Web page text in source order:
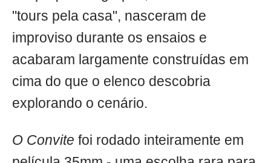
"tours pela casa", nasceram de
improviso durante os ensaios e
acabaram largamente construídas em
cima do que o elenco descobria
explorando o cenário.
O Convite foi rodado inteiramente em